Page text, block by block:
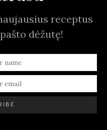
receptus
dėžutę!